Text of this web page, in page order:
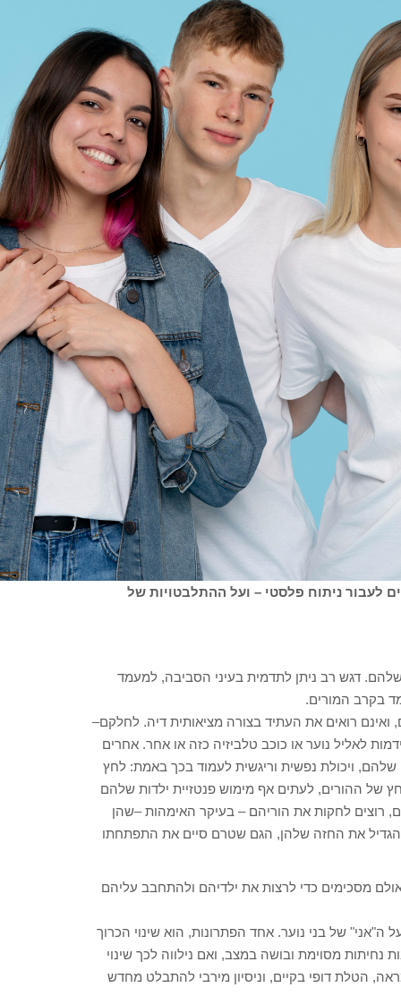
לעבור ניתוח פלסטי – ועל ההתלבטויות של
דגש רב ניתן לתדמית בעיני הסביבה, למעמד
בקרב המורים.
ואינם רואים את העתיד בצורה מציאותית דיה. לחלקם–
לאליל נוער או כוכב טלביזיה כזה או אחר. אחרים
שלהם, ויכולת נפשית וריגשית לעמוד בכך באמת: לחץ
של ההורים, לעתים אף מימוש פנטזיית ילדות שלהם
רוצים לחקות את הוריהם – בעיקר האימהות –שהן
את החזה שלהן, הגם שטרם סיים את התפתחתו
מסכימים כדי לרצות את ילדיהם ולהתחבב עליהם
של בני נוער. אחד הפתרונות, הוא שינוי הכרוך
מסוימת ובושה במצב, ואם נילווה לכך שינוי
הטלת דופי בקיים, וניסיון מירבי להתבלט מחדש